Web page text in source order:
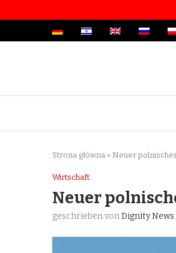
Strona główna » Neuer
Wirtschaft
Neuer
geschrieben vonDignity News